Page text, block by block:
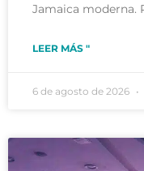
Jamaica moderna.
LEER MÁS "
6 de agosto de 2026